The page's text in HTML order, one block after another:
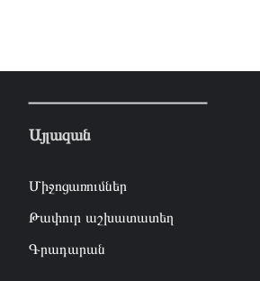
Այլազան
Միջոցառումներ
Թափուր աշխատատեղ
Գրադարան